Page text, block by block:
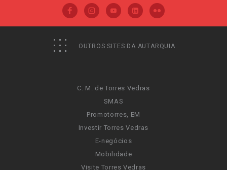
OUTROS SITES DA AUTARQUIA
C. M. de Torres Vedras
SMAS
Promotorres, EM
Investir Torres Vedras
E-negócios
Mobilidade
Visite Torres Vedras